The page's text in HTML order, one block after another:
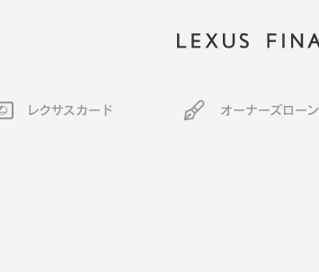
レクサスカード オーナーズローン